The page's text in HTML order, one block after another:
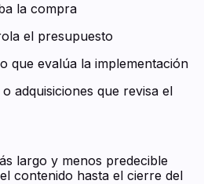
la compra
el presupuesto
que evalúa la implementación
adquisiciones que revisa el
largo y menos predecible
contenido hasta el cierre del